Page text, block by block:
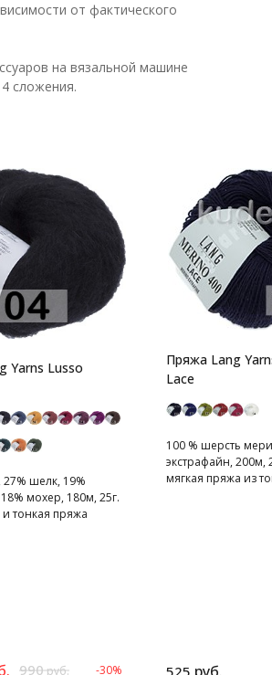
от фактического
на вязальной машине
сложения.
Yarns Lusso
шелк, 19%
мохер, 180м, 25г.
и тонкая пряжа
990руб. -30%
Пряжа Lang
Lace
100 % шерсть
экстрафайн, 200м,
мягкая пряжа из
525